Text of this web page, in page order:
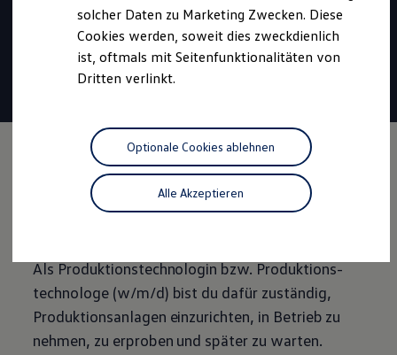
Dauer:3 Jahre
Vergütungab 1.327 €
30 TageUrlaub
Die Ausbildung im
Als Produktionstechnologin bzw.Produktions­
technologe(w/m/d) bist du dafür zuständig,
Produktionsanlagen einzurichten, in Betrieb zu
nehmen, zu erproben und später zu warten.
solcher Daten zu Marketing Zwecken. Diese
Cookies werden, soweit dies zweckdienlich
ist, oftmals mit Seitenfunktionalitäten von
Dritten verlinkt.
Alle Akzeptieren
Optionale Cookies ablehnen